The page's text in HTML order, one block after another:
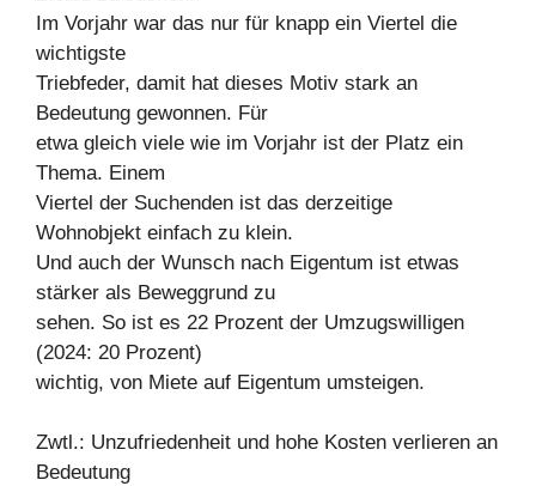
Im Vorjahr war das nur für knapp ein Viertel die
wichtigste
Triebfeder, damit hat dieses Motiv stark an
Bedeutung gewonnen. Für
etwa gleich viele wie im Vorjahr ist der Platz ein
Thema. Einem
Viertel der Suchenden ist das derzeitige
Wohnobjekt einfach zu klein.
Und auch der Wunsch nach Eigentum ist etwas
stärker als Beweggrund zu
sehen. So ist es 22 Prozent der Umzugswilligen
(2024: 20 Prozent)
wichtig, von Miete auf Eigentum umsteigen.
Zwtl.: Unzufriedenheit und hohe Kosten verlieren an
Bedeutung